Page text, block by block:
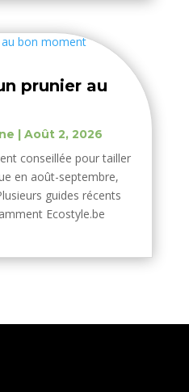
prunier au
Août 2, 2026
conseillée pour tailler
en août-septembre,
guides récents
Ecostyle.be